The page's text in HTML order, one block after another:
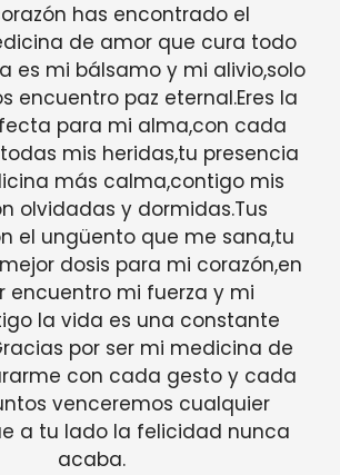
has encontrado el
de amor que cura todo
es mi bálsamo y mi alivio,solo
encuentro paz eternal.Eres la
para mi alma,con cada
mis heridas,tu presencia
más calma,contigo mis
olvidadas y dormidas.Tus
el ungüento que me sana,tu
dosis para mi corazón,en
encuentro mi fuerza y mi
la vida es una constante
por ser mi medicina de
con cada gesto y cada
venceremos cualquier
a tu lado la felicidad nunca
acaba.